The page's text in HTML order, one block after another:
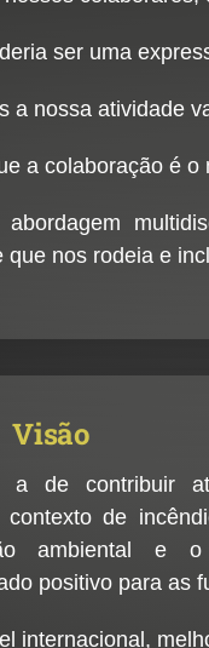
ser uma
a nossa atividade
a colaboração é
abordagem
nos rodeia e
Visão
a de contribuir
de
ambiental e o
positivo para as
internacional,